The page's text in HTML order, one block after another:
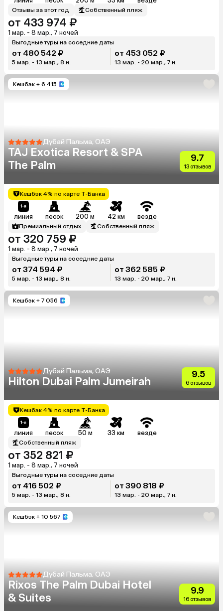
Отзывы за этот год Собственный пляж
от 433 974 ₽
1 мар. - 8 мар., 7 ночей
Выгодные туры на соседние даты
от 480 542 ₽
5 мар. - 13 мар., 8 н.
от 453 052 ₽
13 мар. - 20 мар., 7 н.
Кешбэк + 6 415
Дубай Пальма, ОАЭ
TAJ Exotica Resort & SPA
The Palm
9.7
13 отзывов
Кешбэк 4% по карте Т-Банка
линия песок 200 м 42 км везде
Премиальный отдых Собственный пляж
от 320 759 ₽
1 мар. - 8 мар., 7 ночей
Выгодные туры на соседние даты
от 374 594 ₽
5 мар. - 13 мар., 8 н.
от 362 585 ₽
13 мар. - 20 мар., 7 н.
Кешбэк + 7 056
Дубай Пальма, ОАЭ
Hilton Dubai Palm Jumeirah
9.5
6 отзывов
Кешбэк 4% по карте Т-Банка
линия песок 50 м 33 км везде
Собственный пляж
от 352 821 ₽
1 мар. - 8 мар., 7 ночей
Выгодные туры на соседние даты
от 416 502 ₽
5 мар. - 13 мар., 8 н.
от 390 818 ₽
13 мар. - 20 мар., 7 н.
Кешбэк + 10 567
Дубай Пальма, ОАЭ
Rixos The Palm Dubai Hotel
& Suites
9.9
16 отзывов